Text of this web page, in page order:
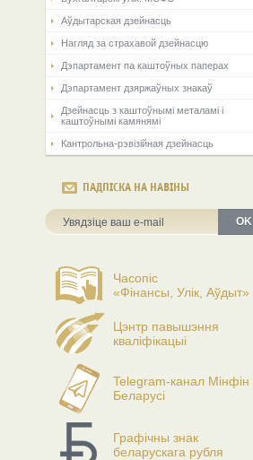
Аўдытарская дзейнасць
Нагляд за страхавой дзейнасцю
Дэпартамент па каштоўных паперах
Дэпартамент дзяржаўных знакаў
Дзейнасць з каштоўнымі металамі і
каштоўнымі камянямі
Кантрольна-рэвізійная дзейнасць
ПАДПІСКА НА НАВІНЫ
OK
Часопіс
«Фінансы, Улік, Аўдыт»
Цэнтр павышэння
кваліфікацыі
Telegram-канал Мінфін
Беларусі
Графічны знак
беларускага рубля